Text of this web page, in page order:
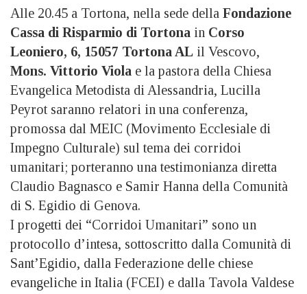
Alle 20.45 a Tortona, nella sede della Fondazione
Cassa di Risparmio di Tortona in Corso
Leoniero, 6, 15057 Tortona AL il Vescovo,
Mons. Vittorio Viola e la pastora della Chiesa
Evangelica Metodista di Alessandria, Lucilla
Peyrot saranno relatori in una conferenza,
promossa dal MEIC (Movimento Ecclesiale di
Impegno Culturale) sul tema dei corridoi
umanitari; porteranno una testimonianza diretta
Claudio Bagnasco e Samir Hanna della Comunità
di S. Egidio di Genova.
I progetti dei “Corridoi Umanitari” sono un
protocollo d’intesa, sottoscritto dalla Comunità di
Sant’Egidio, dalla Federazione delle chiese
evangeliche in Italia (FCEI) e dalla Tavola Valdese